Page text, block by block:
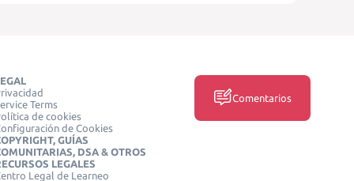
Terms
de cookies
de Cookies
GUÍAS
DSA & OTROS
LEGALES
Legal de Learneo
Comentarios